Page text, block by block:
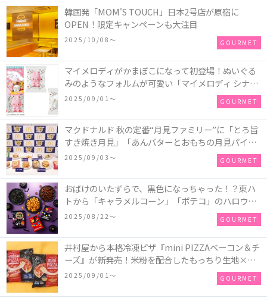
韓国発「MOM'S TOUCH」日本2号店が原宿に
OPEN！限定キャンペーンも大注目
2025/10/08〜 GOURMET
マイメロディがかまぼこになって初登場！ぬいぐる
みのようなフォルムが可愛い「マイメロディ シナモ
ロール かまぼこ」が新発売
2025/09/01〜 GOURMET
マクドナルド 秋の定番“月見ファミリー”に「とろ旨
すき焼き月見」「あんバターとおもちの月見パイ」
「月見マ ックシェイク 山梨県産シャインマスカット
2025/09/03〜 GOURMET
おばけのいたずらで、黒色になっちゃった！？東ハ
トから「キャラメルコーン」「ポテコ」のハロウィ
ン限定商品が新発売♪
2025/08/22〜 GOURMET
井村屋から本格冷凍ピザ『mini PIZZAベーコン＆チ
ーズ』が新発売！米粉を配合したもっちり生地×ご
ろごろ具材×とろけるチーズで満足感たっぷりのピ
2025/09/01〜 GOURMET